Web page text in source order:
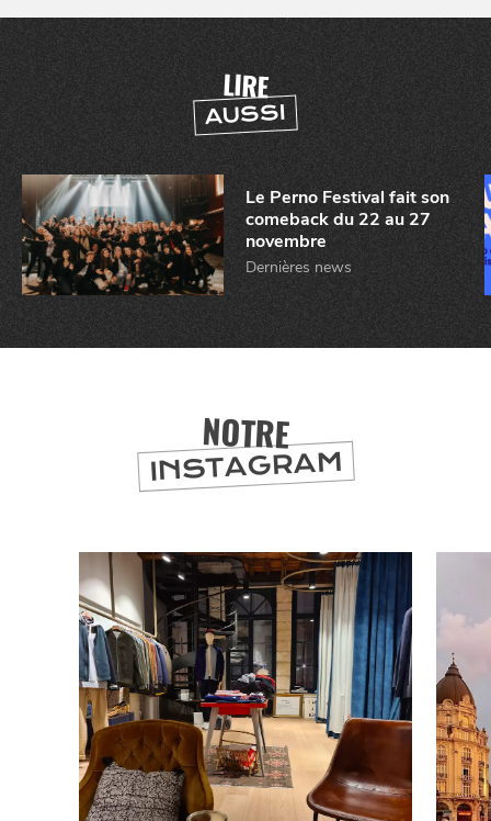
LIRE
AUSSI
Le Perno Festival fait son
comeback du 22 au 27
novembre
Dernières news
NOTRE
INSTAGRAM